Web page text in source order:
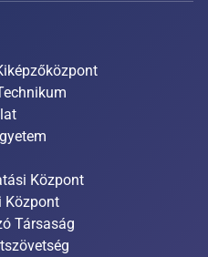
Központ
Központ
Társaság